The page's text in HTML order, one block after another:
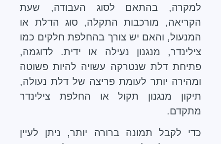
למקרה, בהתאם לסוג העבודה, שעת
הקריאה, מורכבות התקלה, סוג הדלת או
המנעול, והאם יש צורך בהחלפת חלקים כמו
צילינדר, מנגנון נעילה או ידית. לדוגמה,
פתיחת דלת שנטרקה עשויה להיות פשוטה
ומהירה יותר לעומת פריצה של דלת נעולה,
תיקון מנגנון תקול או החלפת צילינדר
מתקדם.
כדי לקבל תמונה ברורה יותר, ניתן לעיין